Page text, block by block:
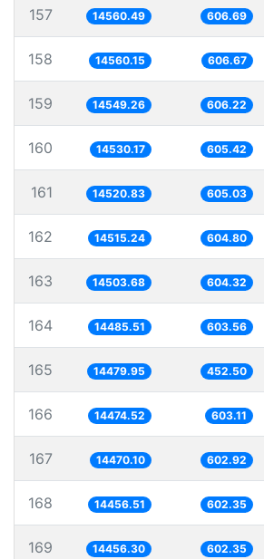
157 14560.49 606.69
158 14560.15 606.67
159 14549.26 606.22
160 14530.17 605.42
161 14520.83 605.03
162 14515.24 604.80
163 14503.68 604.32
164 14485.51 603.56
165 14479.95 452.50
166 14474.52 603.11
167 14470.10 602.92
168 14456.51 602.35
169 14456.30 602.35